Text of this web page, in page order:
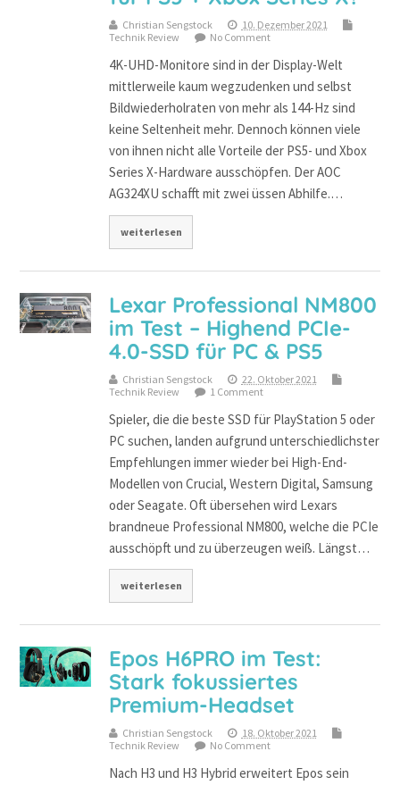
Christian Sengstock
10. Dezember 2021
Technik Review
No Comment
4K-UHD-Monitore sind in der Display-Welt
mittlerweile kaum wegzudenken und selbst
Bildwiederholraten von mehr als 144-Hz sind
keine Seltenheit mehr. Dennoch können viele
von ihnen nicht alle Vorteile der PS5- und Xbox
Series X-Hardware ausschöpfen. Der AOC
AG324XU schafft mit zwei üssen Abhilfe.…
weiterlesen
Lexar Professional NM800
im Test – Highend PCIe-
4.0-SSD für PC & PS5
Christian Sengstock
22. Oktober 2021
Technik Review
1 Comment
Spieler, die die beste SSD für PlayStation 5 oder
PC suchen, landen aufgrund unterschiedlichster
Empfehlungen immer wieder bei High-End-
Modellen von Crucial, Western Digital, Samsung
oder Seagate. Oft übersehen wird Lexars
brandneue Professional NM800, welche die PCIe
ausschöpft und zu überzeugen weiß. Längst…
weiterlesen
Epos H6PRO im Test:
Stark fokussiertes
Premium-Headset
Christian Sengstock
18. Oktober 2021
Technik Review
No Comment
Nach H3 und H3 Hybrid erweitert Epos sein